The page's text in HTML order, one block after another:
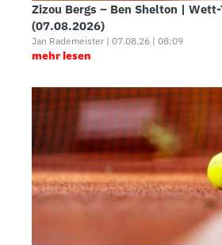
Zizou Bergs – Ben Shelton |
(07.08.2026)
Jan Rademeister | 07.08.26 | 08:09
mehr lesen